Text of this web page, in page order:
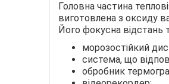
Головна частина
виготовлена ​​з оксиду
Його фокусна відстань
морозостійкий
система, що
обробник